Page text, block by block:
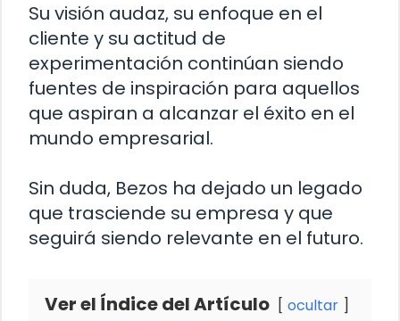
Su visión audaz, su enfoque en el
cliente y su actitud de
experimentación continúan siendo
fuentes de inspiración para aquellos
que aspiran a alcanzar el éxito en el
mundo empresarial.
Sin duda, Bezos ha dejado un legado
que trasciende su empresa y que
seguirá siendo relevante en el futuro.
Ver el Índice del Artículo ocultar